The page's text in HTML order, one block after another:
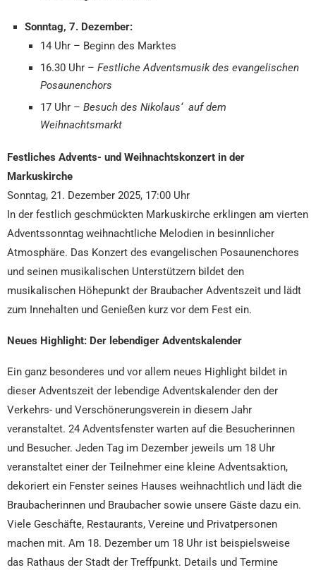
Sonntag, 7. Dezember:
14 Uhr – Beginn des Marktes
16.30 Uhr – Festliche Adventsmusik des evangelischen
Posaunenchors
17 Uhr – Besuch des Nikolaus‘ auf dem
Weihnachtsmarkt
Festliches Advents- und Weihnachtskonzert in der
Markuskirche
Sonntag, 21. Dezember 2025, 17:00 Uhr
In der festlich geschmückten Markuskirche erklingen am vierten
Adventssonntag weihnachtliche Melodien in besinnlicher
Atmosphäre. Das Konzert des evangelischen Posaunenchores
und seinen musikalischen Unterstützern bildet den
musikalischen Höhepunkt der Braubacher Adventszeit und lädt
zum Innehalten und Genießen kurz vor dem Fest ein.
Neues Highlight: Der lebendiger Adventskalender
Ein ganz besonderes und vor allem neues Highlight bildet in
dieser Adventszeit der lebendige Adventskalender den der
Verkehrs- und Verschönerungsverein in diesem Jahr
veranstaltet. 24 Adventsfenster warten auf die Besucherinnen
und Besucher. Jeden Tag im Dezember jeweils um 18 Uhr
veranstaltet einer der Teilnehmer eine kleine Adventsaktion,
dekoriert ein Fenster seines Hauses weihnachtlich und lädt die
Braubacherinnen und Braubacher sowie unsere Gäste dazu ein.
Viele Geschäfte, Restaurants, Vereine und Privatpersonen
machen mit. Am 18. Dezember um 18 Uhr ist beispielsweise
das Rathaus der Stadt der Treffpunkt. Details und Termine